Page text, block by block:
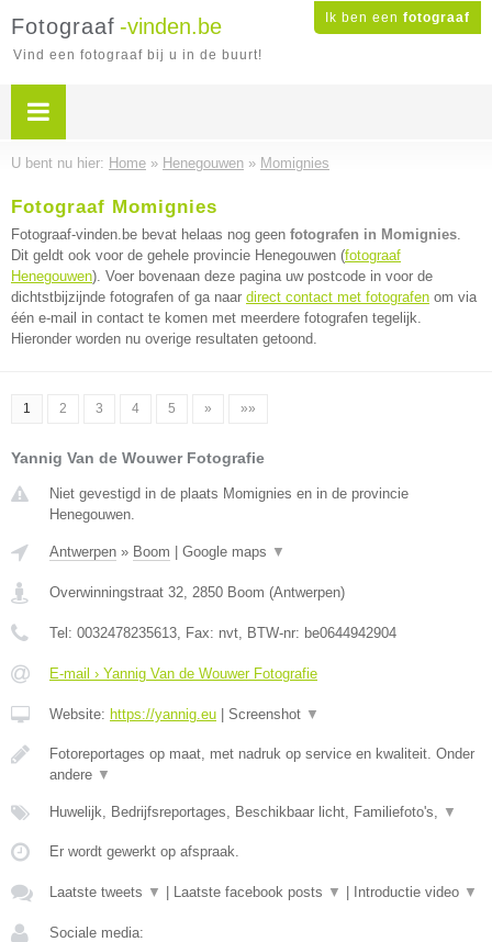
Ik ben een fotograaf
Fotograaf -vinden.be
Vind een fotograaf bij u in de buurt!
U bent nu hier: Home » Henegouwen » Momignies
Fotograaf Momignies
Fotograaf-vinden.be bevat helaas nog geen fotografen in Momignies.
Dit geldt ook voor de gehele provincie Henegouwen (fotograaf
Henegouwen). Voer bovenaan deze pagina uw postcode in voor de
dichtstbijzijnde fotografen of ga naar direct contact met fotografen om via
één e-mail in contact te komen met meerdere fotografen tegelijk.
Hieronder worden nu overige resultaten getoond.
1 2 3 4 5 » »»
Yannig Van de Wouwer Fotografie
Niet gevestigd in de plaats Momignies en in de provincie
Henegouwen.
Antwerpen » Boom Google maps ▼
Overwinningstraat 32, 2850 Boom (Antwerpen)
Tel: 0032478235613, Fax: nvt, BTW-nr: be0644942904
E-mail › Yannig Van de Wouwer Fotografie
Website: https://yannig.eu Screenshot ▼
Fotoreportages op maat, met nadruk op service en kwaliteit. Onder
andere ▼
Huwelijk, Bedrijfsreportages, Beschikbaar licht, Familiefoto's, ▼
Er wordt gewerkt op afspraak.
Laatste tweets ▼ Laatste facebook posts ▼ Introductie video ▼
Sociale media: